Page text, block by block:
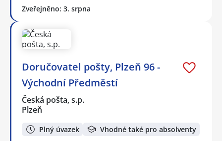
Zveřejněno: 3. srpna
Doručovatel pošty, Plzeň 96 -
Východní Předměstí
Česká pošta, s.p.
Plzeň
Plný úvazek Vhodné také pro absolventy